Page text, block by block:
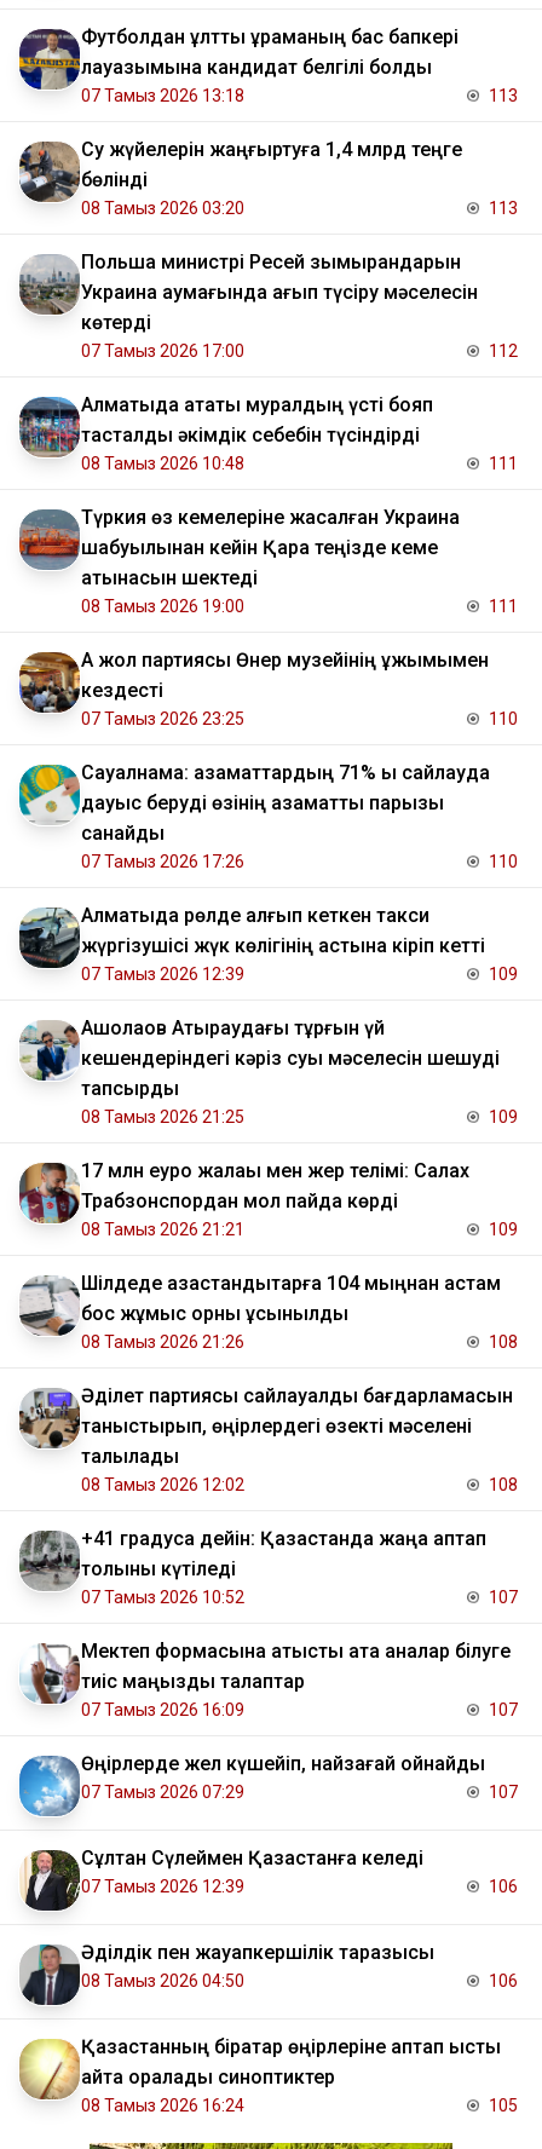
Футболдан ұлттық құраманың бас бапкері
лауазымына кандидат белгілі болды
07 Тамыз 2026 13:18 113
Су жүйелерін жаңғыртуға 1,4 млрд теңге
бөлінді
08 Тамыз 2026 03:20 113
Польша министрі Ресей зымырандарын
Украина аумағында қағып түсіру мәселесін
көтерді
07 Тамыз 2026 17:00 112
Алматыда атақты муралдың үсті бояп
тасталды әкімдік себебін түсіндірді
08 Тамыз 2026 10:48 111
Түркия өз кемелеріне жасалған Украина
шабуылынан кейін Қара теңізде кеме
қатынасын шектеді
08 Тамыз 2026 19:00 111
Ақ жол партиясы Өнер музейінің ұжымымен
кездесті
07 Тамыз 2026 23:25 110
Сауалнама: азаматтардың 71% ы сайлауда
дауыс беруді өзінің азаматтық парызы
санайды
07 Тамыз 2026 17:26 110
Алматыда рөлде қалғып кеткен такси
жүргізушісі жүк көлігінің астына кіріп кетті
07 Тамыз 2026 12:39 109
​Ақшолақов Атыраудағы тұрғын үй
кешендеріндегі кәріз суы мәселесін шешуді
тапсырды
08 Тамыз 2026 21:25 109
17 млн еуро жалақы мен жер телімі: Салах
Трабзонспордан мол пайда көрді
08 Тамыз 2026 21:21 109
​Шілдеде қазақстандықтарға 104 мыңнан астам
бос жұмыс орны ұсынылды
08 Тамыз 2026 21:26 108
Әділет партиясы сайлауалды бағдарламасын
таныстырып, өңірлердегі өзекті мәселені
талқылады
08 Тамыз 2026 12:02 108
+41 градусқа дейін: Қазақстанда жаңа аптап
толқыны күтіледі
07 Тамыз 2026 10:52 107
Мектеп формасына қатысты ата аналар білуге
тиіс маңызды талаптар
07 Тамыз 2026 16:09 107
Өңірлерде жел күшейіп, найзағай ойнайды
07 Тамыз 2026 07:29 107
Сұлтан Сүлеймен Қазақстанға келеді
07 Тамыз 2026 12:39 106
Әділдік пен жауапкершілік таразысы
08 Тамыз 2026 04:50 106
Қазақстанның бірқатар өңірлеріне аптап ыстық
қайта оралады синоптиктер
08 Тамыз 2026 16:24 105